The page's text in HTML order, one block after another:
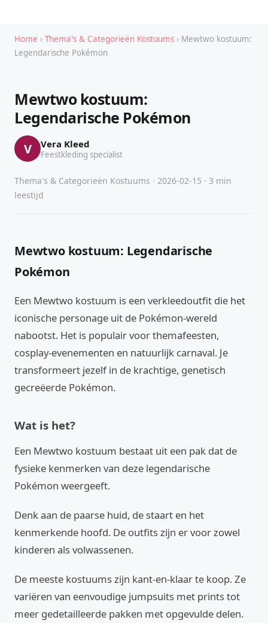
Home › Thema's & Categorieën Kostuums › Mewtwo kostuum:
Legendarische Pokémon
Mewtwo kostuum:
Legendarische Pokémon
V Vera Kleed
Feestkleding specialist
Thema's & Categorieën Kostuums · 2026-02-15 · 3 min
leestijd
Mewtwo kostuum: Legendarische
Pokémon
Een Mewtwo kostuum is een verkleedoutfit die het
iconische personage uit de Pokémon-wereld
nabootst. Het is populair voor themafeesten,
cosplay-evenementen en natuurlijk carnaval. Je
transformeert jezelf in de krachtige, genetisch
gecreëerde Pokémon.
Wat is het?
Een Mewtwo kostuum bestaat uit een pak dat de
fysieke kenmerken van deze legendarische
Pokémon weergeeft.
Denk aan de paarse huid, de staart en het
kenmerkende hoofd. De outfits zijn er voor zowel
kinderen als volwassenen.
De meeste kostuums zijn kant-en-klaar te koop. Ze
variëren van eenvoudige jumpsuits met prints tot
meer gedetailleerde pakken met opgevulde delen.